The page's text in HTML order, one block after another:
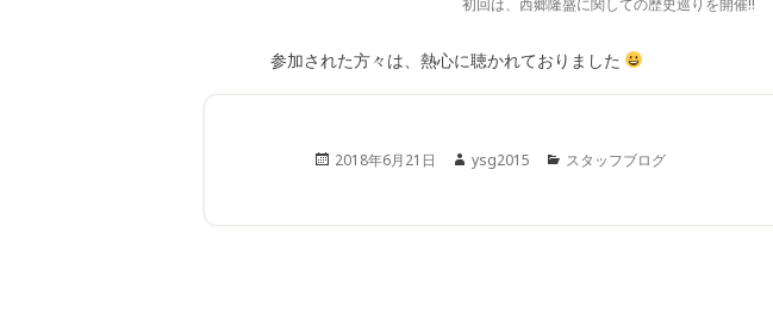
初回は、西郷隆盛に関しての歴史巡りを開催!!
参加された方々は、熱心に聴かれておりました
Posted
2018年6月21日 Author
ysg2015 Categories
スタッフブログ